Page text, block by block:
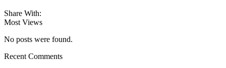
Share With:
Most Views
No posts were found.
Recent Comments